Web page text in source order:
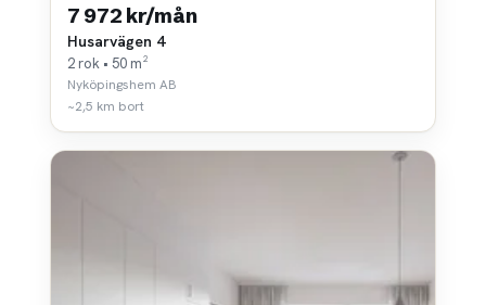
7 972 kr/mån
Husarvägen 4
2 rok • 50 m²
Nyköpingshem AB
~2,5 km bort